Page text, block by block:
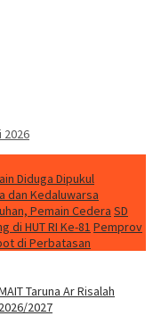
2026
Diduga Dipukul
dan Kedaluwarsa
Pemain Cedera SD
di HUT RI Ke-81 Pemprov
di Perbatasan
Taruna Ar Risalah
2027